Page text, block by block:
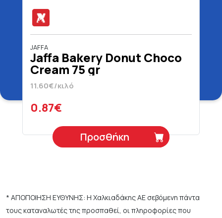
JAFFA
Jaffa Bakery Donut Choco
Cream 75 gr
11.60€/κιλό
0.87€
Προσθήκη
* ΑΠΟΠΟΙΗΣΗ ΕΥΘΥΝΗΣ: Η Χαλκιαδάκης ΑΕ σεβόμενη πάντα
τους καταναλωτές της προσπαθεί, οι πληροφορίες που